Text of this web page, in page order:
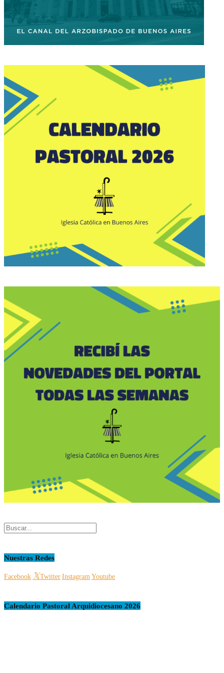
Nuestras Redes
Facebook Twitter Instagram Youtube
Calendario Pastoral Arquidiocesano 2026